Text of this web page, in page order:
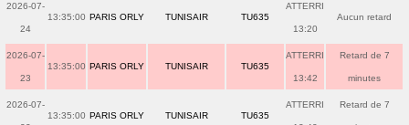
2026-07-
24
13:35:00 PARIS ORLY TUNISAIR TU635
ATTERRI
13:20
Aucun retard
2026-07-
23
13:35:00 PARIS ORLY TUNISAIR TU635
ATTERRI
13:42
Retard de 7
minutes
2026-07-
13:35:00 PARIS ORLY TUNISAIR TU635
ATTERRI Retard de 7